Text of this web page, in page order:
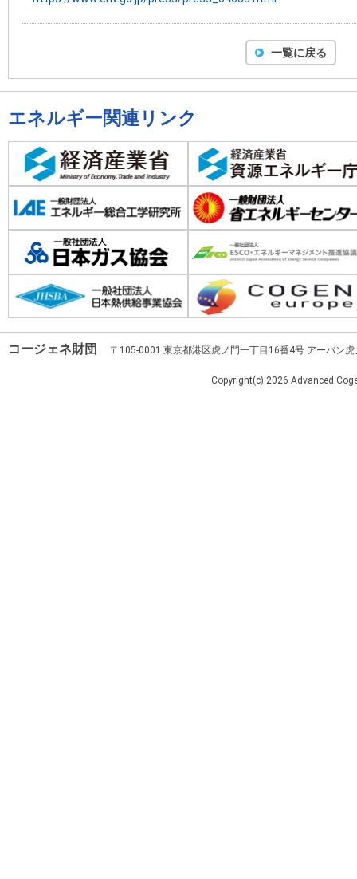
一覧に戻る
エネルギー関連リンク
コージェネ財団 〒105-0001 東京都港区虎ノ門一丁目16番4号 アーバン
Copyright(c) 2026 Advanced